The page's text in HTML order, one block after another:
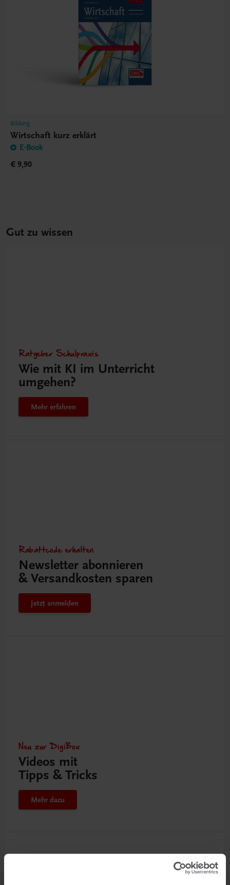
Bildung
Wirtschaft kurz erklärt
E-Book
€ 9,90
Gut zu wissen
Ratgeber Schulpraxis
Wie mit KI im Unterricht
umgehen?
Mehr erfahren
Rabattcode erhalten
Newsletter abonnieren
& Versandkosten sparen
Jetzt anmelden
Neu zur DigiBox
Videos mit
Tipps & Tricks
Mehr dazu